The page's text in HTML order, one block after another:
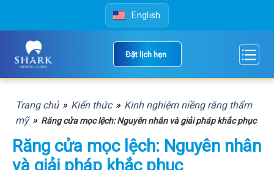
content
English
Đặt lịch hẹn
Trang chủ » Kiến thức » Kinh nghiệm niềng răng thẩm
mỹ » Răng cửa mọc lệch: Nguyên nhân và giải pháp khắc phục
Răng cửa mọc lệch: Nguyên nhân
và giải pháp khắc phục